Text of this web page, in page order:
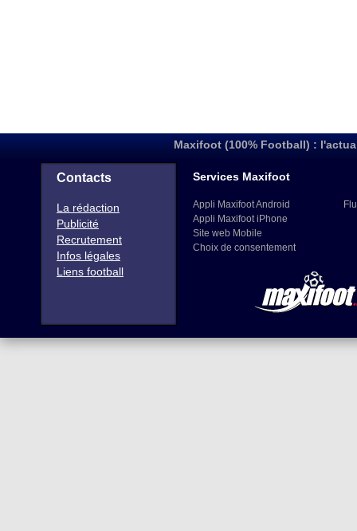
Maxifoot (100% Football) :
Contacts
La rédaction
Publicité
Recrutement
Infos légales
Liens football
Services Maxifoot
Appli Maxifoot Android
Appli Maxifoot iPhone
Site web Mobile
Choix de consentement